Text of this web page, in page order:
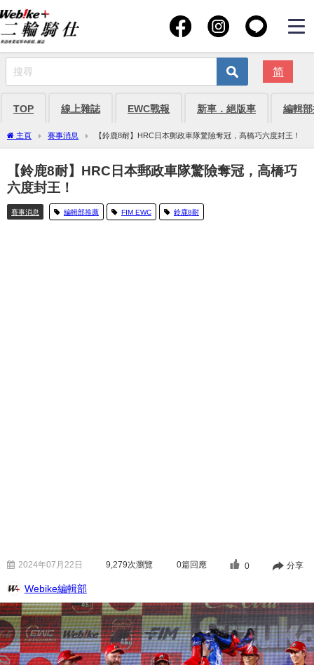
简
TOP 線上雜誌 EWC戰報 新車．絕版車 編輯
主頁 賽事消息 【鈴鹿8耐】HRC日本郵政車隊驚險奪冠，高橋巧六度封王！
【鈴鹿8耐】HRC日本郵政車隊驚險奪冠，高橋巧
六度封王！
賽事消息 編輯部推薦 FIM EWC 鈴鹿8耐
2024年07月22日 9,279次瀏覽 0篇回應 0 分享
Webike編輯部